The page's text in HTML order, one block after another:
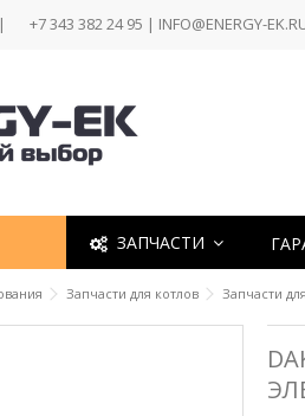
| +7 343 382 24 95 | INFO@ENERGY-
ЗАПЧАСТИ
Запчасти для котлов Запчасти